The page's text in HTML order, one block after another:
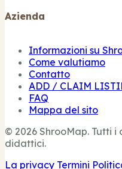
Azienda
Informazioni su
Come valutiamo
Contatto
ADD / CLAIM
FAQ
Mappa del sito
© 2026 ShrooMap. Tutti
didattici.
La privacy Termini